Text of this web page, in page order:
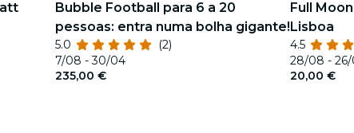
Bubble Football para 6 a 20
pessoas: entra numa bolha gigante!
5.0
(2)
7/08 - 30/04
235,00 €
Full
Lisboa
4.5
28/08 -
20,00 €